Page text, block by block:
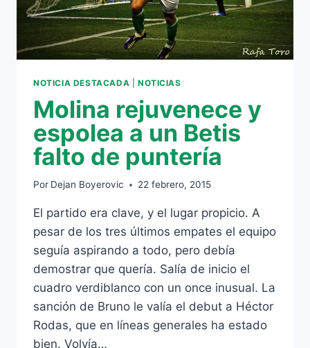
CON
EL
«BINOMIO»
NOTICIA DESTACADA NOTICIAS
Molina rejuvenece y
espolea a un Betis
falto de puntería
Por Dejan Boyerovic 22 febrero, 2015
El partido era clave, y el lugar propicio. A
pesar de los tres últimos empates el equipo
seguía aspirando a todo, pero debía
demostrar que quería. Salía de inicio el
cuadro verdiblanco con un once inusual. La
sanción de Bruno le valía el debut a Héctor
Rodas, que en líneas generales ha estado
bien. Volvía…